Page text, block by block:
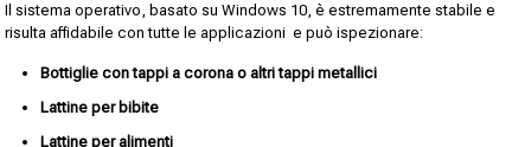
Il sistema operativo, basato su Windows 10, è estremamente stabile e
risulta affidabile con tutte le applicazioni e può ispezionare:
Bottiglie con tappi a corona o altri tappi metallici
Lattine per bibite
Lattine per alimenti